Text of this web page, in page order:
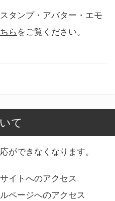
タンプ・アバター・エモ
らをご覧ください。
て
ができなくなります。
イトへのアクセス
ページへのアクセス